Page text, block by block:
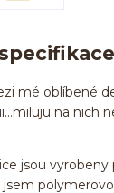
mé oblíbené
na nich
jsou
jsem